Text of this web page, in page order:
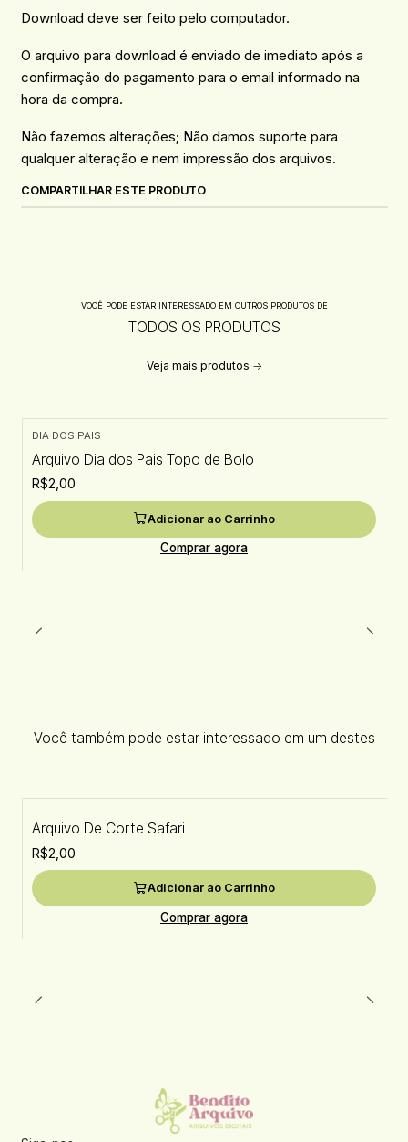
Download deve ser feito pelo computador.
O arquivo para download é enviado de imediato após a
confirmação do pagamento para o email informado na
hora da compra.
Não fazemos alterações; Não damos suporte para
qualquer alteração e nem impressão dos arquivos.
COMPARTILHAR ESTE PRODUTO
VOCÊ PODE ESTAR INTERESSADO EM OUTROS PRODUTOS DE
TODOS OS PRODUTOS
Veja mais produtos
DIA DOS PAIS
Arquivo Dia dos Pais Topo de Bolo
R$2,00
Adicionar ao Carrinho
Comprar agora
Você também pode estar interessado em um destes
Arquivo De Corte Safari
R$2,00
Adicionar ao Carrinho
Comprar agora